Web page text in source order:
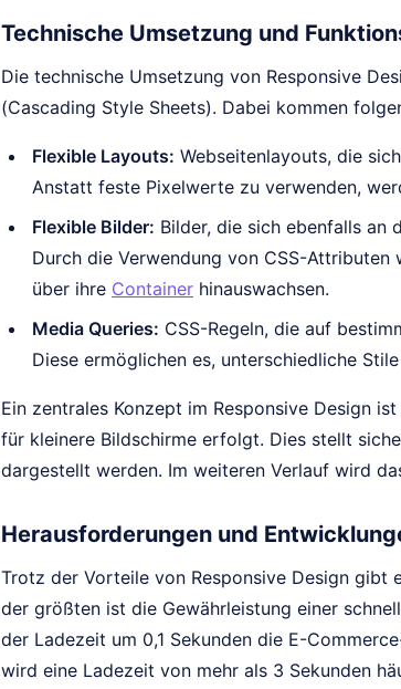
Technische Umsetzung und
Die technische Umsetzung von Responsive
(Cascading Style Sheets). Dabei kommen
Flexible Layouts: Webseitenlayouts, die
Anstatt feste Pixelwerte zu verwenden,
Flexible Bilder: Bilder, die sich ebenfalls an
Durch die Verwendung von CSS-
über ihre Container hinauswachsen.
Media Queries: CSS-Regeln, die auf
Diese ermöglichen es, unterschiedliche
Ein zentrales Konzept im Responsive Design
für kleinere Bildschirme erfolgt. Dies stellt
dargestellt werden. Im weiteren Verlauf wird
Herausforderungen und
Trotz der Vorteile von Responsive Design gibt
der größten ist die Gewährleistung einer
der Ladezeit um 0,1 Sekunden die E-
wird eine Ladezeit von mehr als 3 Sekunden